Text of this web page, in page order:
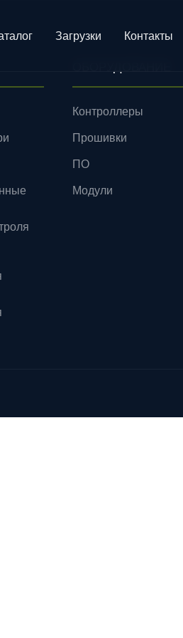
Загрузки Контакты
Контроллеры
Прошивки
ПО
Модули